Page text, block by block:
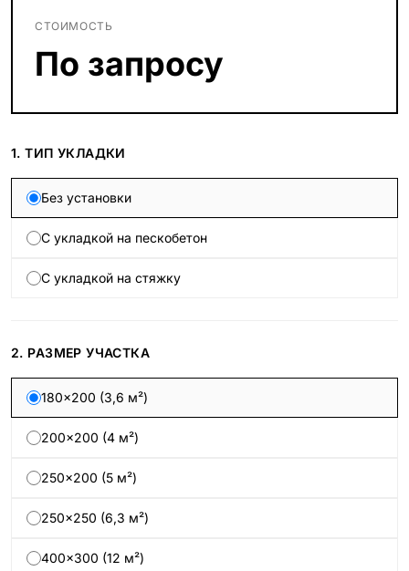
СТОИМОСТЬ
По запросу
1. ТИП УКЛАДКИ
Без установки
С укладкой на пескобетон
С укладкой на стяжку
2. РАЗМЕР УЧАСТКА
180×200 (3,6 м²)
200×200 (4 м²)
250×200 (5 м²)
250×250 (6,3 м²)
400×300 (12 м²)